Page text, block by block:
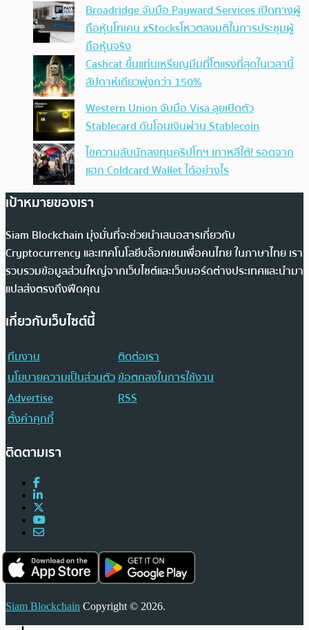
Broadridge จับมือ Payward Services เปิดทางผู้
ถือหุ้นโทเคน xStocksโหวตลงมติในการประชุมผู้
ถือหุ้นจริง
Cashcat ขึ้นแท่นเหรียญมีมที่โตแรงที่สุดในเวลานี้
สัปดาห์เดียวพุ่งกว่า 150%
Western Union จับมือ Visa ลุยเปิดตัว
Stablecard ดันโอนเงินผ่าน Stablecoin
ไขความลับนักลงทุนคริปโทฯ เกาหลีใต้! รอดจาก
แฮก Coldcard Wallet ได้อย่างไร
เป้าหมายของเรา
Siam Blockchain มุ่งมั่นที่จะช่วยนำเสนอสารเกี่ยวกับ
Cryptocurrency และเทคโนโลยีบล็อกเชนเพื่อคนไทย ในภาษาไทย เรา
รวบรวมข้อมูลส่วนใหญ่จากเว็บไซต์และเว็บบอร์ดต่างประเทศและนำมา
แปลส่งตรงถึงฟีดคุณ
เกี่ยวกับเว็บไซต์นี้
ทีมงาน
ติดต่อเรา
นโยบายความเป็นส่วนตัวข้อตกลงในการใช้งาน
Advertise
RSS
ตั้งค่าคุกกี้
ติดตามเรา
Siam Blockchain Copyright © 2026.